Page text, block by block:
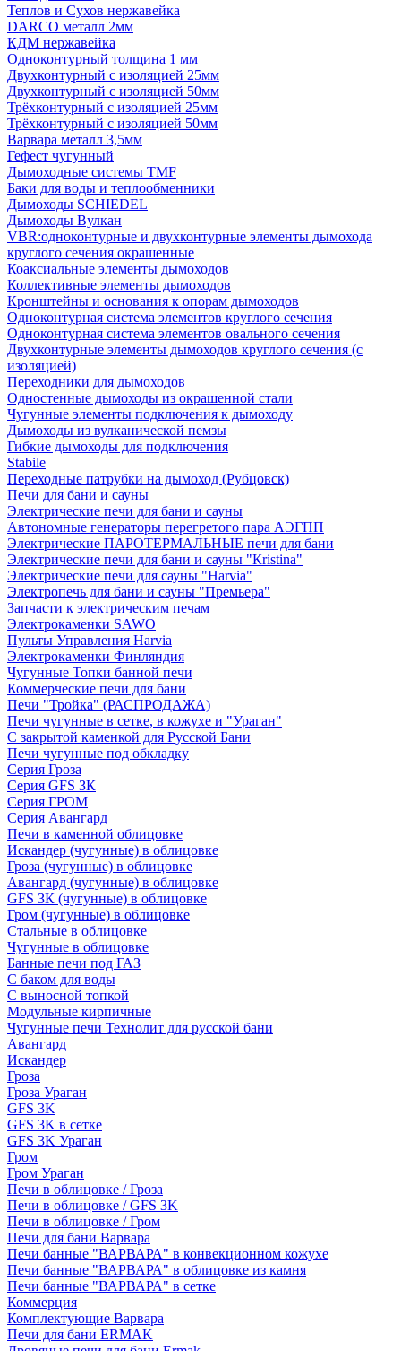
Теплов и Сухов нержавейка
DARCO металл 2мм
КДМ нержавейка
Одноконтурный толщина 1 мм
Двухконтурный с изоляцией 25мм
Двухконтурный с изоляцией 50мм
Трёхконтурный с изоляцией 25мм
Трёхконтурный с изоляцией 50мм
Варвара металл 3,5мм
Гефест чугунный
Дымоходные системы TMF
Баки для воды и теплообменники
Дымоходы SCHIEDEL
Дымоходы Вулкан
VBR:одноконтурные и двухконтурные элементы дымохода
круглого сечения окрашенные
Коаксиальные элементы дымоходов
Коллективные элементы дымоходов
Кронштейны и основания к опорам дымоходов
Одноконтурная система элементов круглого сечения
Одноконтурная система элементов овального сечения
Двухконтурные элементы дымоходов круглого сечения (с
изоляцией)
Переходники для дымоходов
Одностенные дымоходы из окрашенной стали
Чугунные элементы подключения к дымоходу
Дымоходы из вулканической пемзы
Гибкие дымоходы для подключения
Stabile
Переходные патрубки на дымоход (Рубцовск)
Печи для бани и сауны
Электрические печи для бани и сауны
Автономные генераторы перегретого пара АЭГПП
Электрические ПАРОТЕРМАЛЬНЫЕ печи для бани
Электрические печи для бани и сауны "Кristina"
Электрические печи для сауны "Harvia"
Электропечь для бани и сауны "Премьера"
Запчасти к электрическим печам
Электрокаменки SAWO
Пульты Управления Harvia
Электрокаменки Финляндия
Чугунные Топки банной печи
Коммерческие печи для бани
Печи "Тройка" (РАСПРОДАЖА)
Печи чугунные в сетке, в кожухе и "Ураган"
С закрытой каменкой для Русской Бани
Печи чугунные под обкладку
Серия Гроза
Серия GFS ЗК
Серия ГРОМ
Серия Авангард
Печи в каменной облицовке
Искандер (чугунные) в облицовке
Гроза (чугунные) в облицовке
Авангард (чугунные) в облицовке
GFS ЗК (чугунные) в облицовке
Гром (чугунные) в облицовке
Стальные в облицовке
Чугунные в облицовке
Банные печи под ГАЗ
С баком для воды
С выносной топкой
Модульные кирпичные
Чугунные печи Технолит для русской бани
Авангард
Искандер
Гроза
Гроза Ураган
GFS 3K
GFS 3K в сетке
GFS 3K Ураган
Гром
Гром Ураган
Печи в облицовке / Гроза
Печи в облицовке / GFS 3K
Печи в облицовке / Гром
Печи для бани Варвара
Печи банные "ВАРВАРА" в конвекционном кожухе
Печи банные "ВАРВАРА" в облицовке из камня
Печи банные "ВАРВАРА" в сетке
Коммерция
Комплектующие Варвара
Печи для бани ERMAK